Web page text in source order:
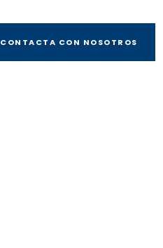
CONTACTA CON NOSOTROS